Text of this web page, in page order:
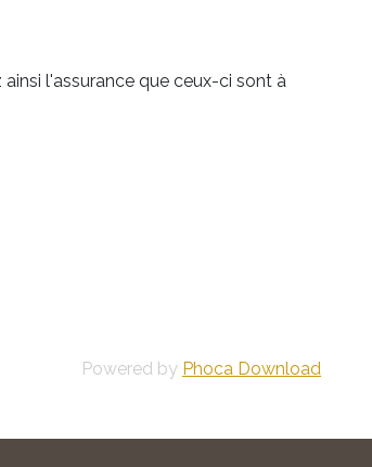
l'assurance que ceux-ci sont à
Powered by Phoca Download